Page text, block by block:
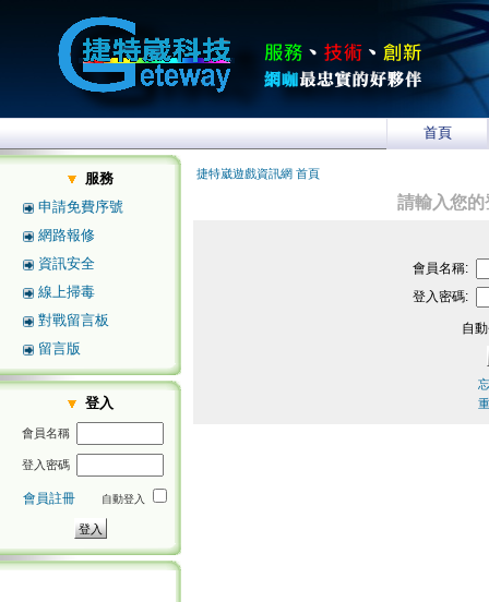
首頁
服務
申請免費序號
網路報修
資訊安全
線上掃毒
對戰留言板
留言版
登入
會員名稱
登入密碼
會員註冊 自動登入
捷特崴遊戲資訊網 首頁
請輸入您
會員名稱:
登入密碼:
自